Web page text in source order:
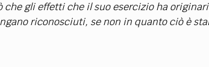
che gli effetti che il suo esercizio ha
riconosciuti, se non in quanto ciò è